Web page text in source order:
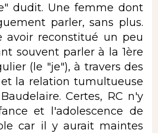
dudit. Une femme dont
parler, sans plus.
avoir reconstitué un peu
souvent parler à la 1ère
(le "je"), à travers des
la relation tumultueuse
Certes, RC n'y
et l'adolescence de
car il y aurait maintes